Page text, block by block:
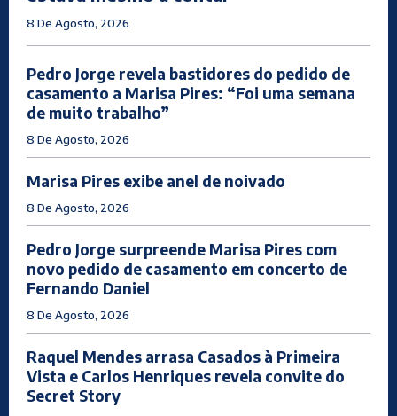
8 De Agosto, 2026
Pedro Jorge revela bastidores do pedido de
casamento a Marisa Pires: “Foi uma semana
de muito trabalho”
8 De Agosto, 2026
Marisa Pires exibe anel de noivado
8 De Agosto, 2026
Pedro Jorge surpreende Marisa Pires com
novo pedido de casamento em concerto de
Fernando Daniel
8 De Agosto, 2026
Raquel Mendes arrasa Casados à Primeira
Vista e Carlos Henriques revela convite do
Secret Story